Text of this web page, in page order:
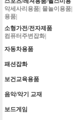
악세사리용품| 물놀이용품|
용품|
소형가전/전자제품
컴퓨터주변잡화|
자동차용품
패션잡화
보건교육용품
음악/악기 교재
보드게임